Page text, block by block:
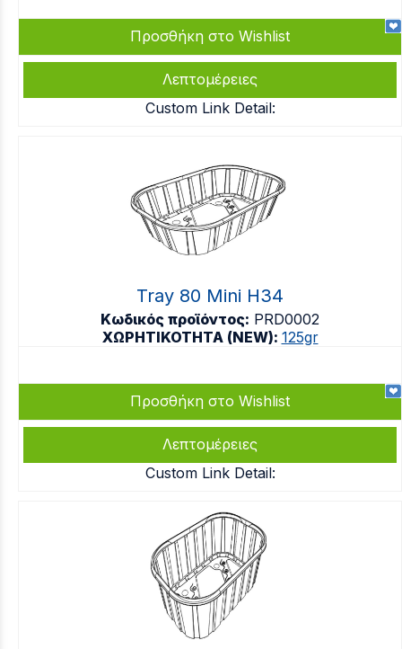
Προσθήκη στο Wishlist
Λεπτομέρειες
Custom Link Detail:
Tray 80 Mini H34
Κωδικός προϊόντος: PRD0002
ΧΩΡΗΤΙΚΟΤΗΤΑ (NEW): 125gr
Προσθήκη στο Wishlist
Λεπτομέρειες
Custom Link Detail: